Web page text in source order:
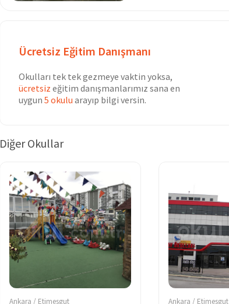
Ücretsiz Eğitim Danışmanı
Okulları tek tek gezmeye vaktin yoksa,
ücretsiz eğitim danışmanlarımız sana en
uygun 5 okulu arayıp bilgi versin.
Diğer Okullar
Ankara / Etimesgut Ankara / Etimesgut